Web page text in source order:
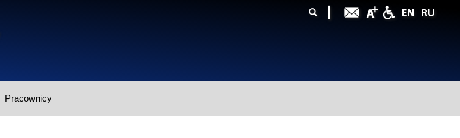
Pracownicy